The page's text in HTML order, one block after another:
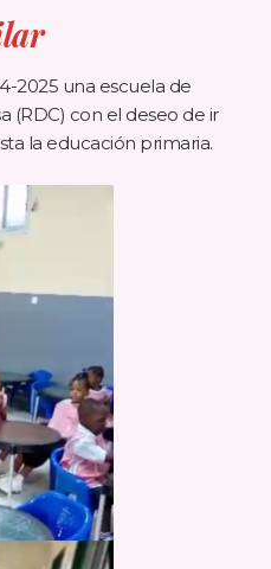
2025 una escuela de
(RDC) con el deseo de ir
la educación primaria.